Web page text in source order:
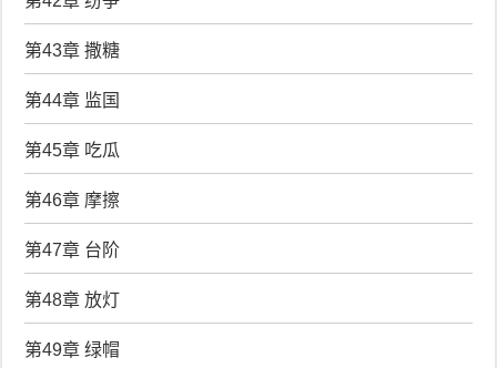
第43章 撒糖
第44章 监国
第45章 吃瓜
第46章 摩擦
第47章 台阶
第48章 放灯
第49章 绿帽